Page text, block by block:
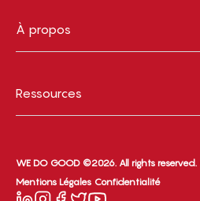
À propos
Ressources
WE DO GOOD ©2026. All rights reserved.
Mentions Légales Confidentialité